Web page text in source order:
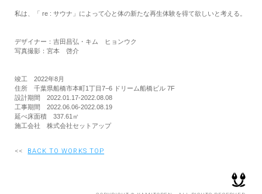
私は、「 re : サウナ」によって心と体の新たな再生体験を得て欲しいと考える。
デザイナー：吉田昌弘・キム ヒョンウク
写真撮影：宮本 啓介
竣工 2022年8月
住所 千葉県船橋市本町1丁目7−6 ドリーム船橋ビル 7F
設計期間 2022.01.17-2022.08.08
工事期間 2022.06.06-2022.08.19
延べ床面積 337.61㎡
施工会社 株式会社セットアップ
<< BACK TO WORKS TOP